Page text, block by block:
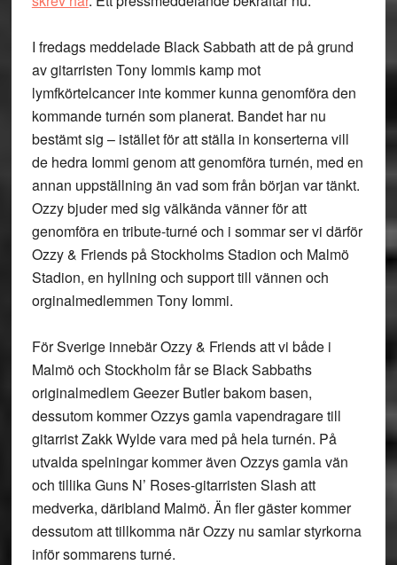
I fredags meddelade Black Sabbath att de på grund
av gitarristen Tony Iommis kamp mot
lymfkörtelcancer inte kommer kunna genomföra den
kommande turnén som planerat. Bandet har nu
bestämt sig – istället för att ställa in konserterna vill
de hedra Iommi genom att genomföra turnén, med en
annan uppställning än vad som från början var tänkt.
Ozzy bjuder med sig välkända vänner för att
genomföra en tribute-turné och i sommar ser vi därför
Ozzy & Friends på Stockholms Stadion och Malmö
Stadion, en hyllning och support till vännen och
orginalmedlemmen Tony Iommi.
För Sverige innebär Ozzy & Friends att vi både i
Malmö och Stockholm får se Black Sabbaths
originalmedlem Geezer Butler bakom basen,
dessutom kommer Ozzys gamla vapendragare till
gitarrist Zakk Wylde vara med på hela turnén. På
utvalda spelningar kommer även Ozzys gamla vän
och tillika Guns N’ Roses-gitarristen Slash att
medverka, däribland Malmö. Än fler gäster kommer
dessutom att tillkomma när Ozzy nu samlar styrkorna
inför sommarens turné.